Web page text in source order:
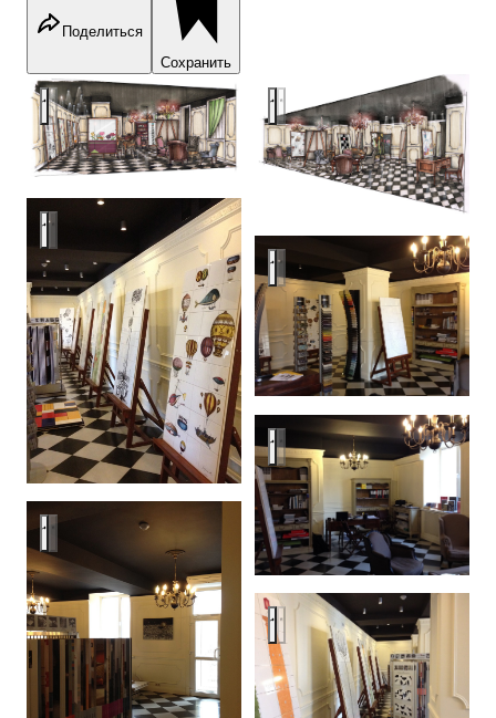
Поделиться
Сохранить
Moscow showroom, Ceramica Bardelli.Moscow showroom, Ceramica
Moscow showroom, Ceramica Bardelli.
Moscow showroom, Ceramica
Moscow showroom, Ceramica
Moscow showroom, Ceramica Bardelli.
Moscow showroom, Ceramica